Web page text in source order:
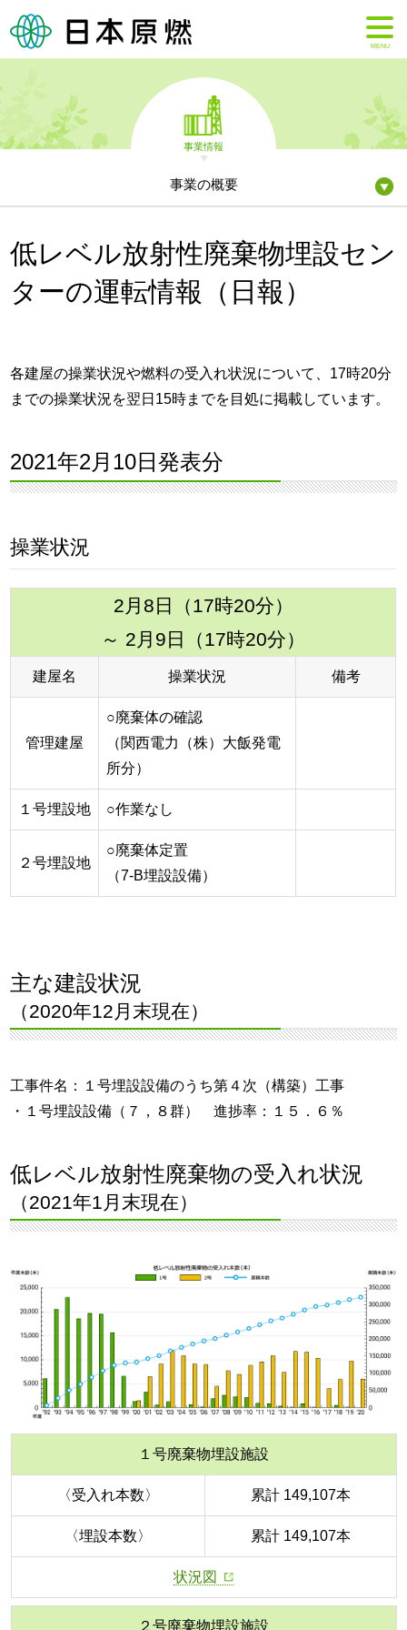
MENU
事業情報
事業の概要
低レベル放射性廃棄物埋設セン
ターの運転情報（日報）
各建屋の操業状況や燃料の受入れ状況について、17時20分
までの操業状況を翌日15時までを目処に掲載しています。
2021年2月10日発表分
操業状況
2月8日（17時20分）
～ 2月9日（17時20分）
建屋名 操業状況 備考
管理建屋
○廃棄体の確認
（関西電力（株）大飯発電
所分）
１号埋設地 ○作業なし
２号埋設地
○廃棄体定置
（7-B埋設設備）
主な建設状況
（2020年12月末現在）
工事件名：１号埋設設備のうち第４次（構築）工事
・１号埋設設備（７，８群） 進捗率：１５．６％
低レベル放射性廃棄物の受入れ状況
（2021年1月末現在）
１号廃棄物埋設施設
〈受入れ本数〉 累計 149,107本
〈埋設本数〉 累計 149,107本
状況図
２号廃棄物埋設施設